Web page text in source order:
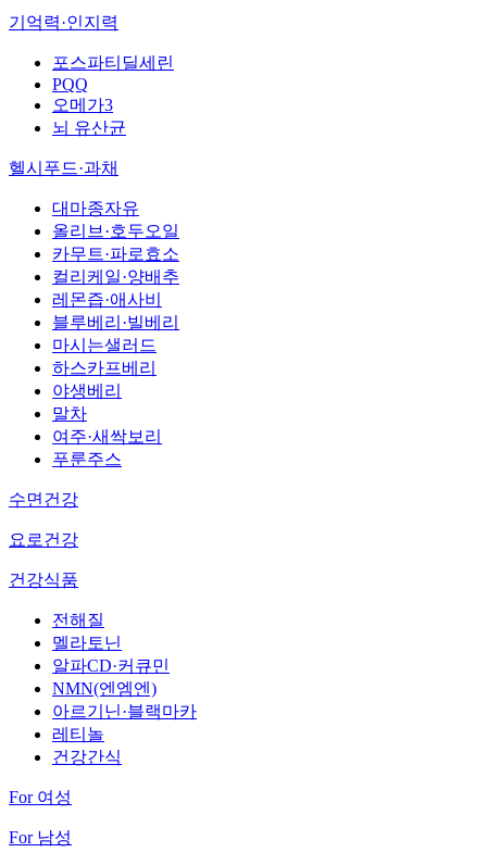
기억력·인지력
포스파티딜세린
PQQ
오메가3
뇌 유산균
헬시푸드·과채
대마종자유
올리브·호두오일
카무트·파로효소
컬리케일·양배추
레몬즙·애사비
블루베리·빌베리
마시는샐러드
하스카프베리
야생베리
말차
여주·새싹보리
푸룬주스
수면건강
요로건강
건강식품
전해질
멜라토닌
알파CD·커큐민
NMN(엔엠엔)
아르기닌·블랙마카
레티놀
건강간식
For 여성
For 남성